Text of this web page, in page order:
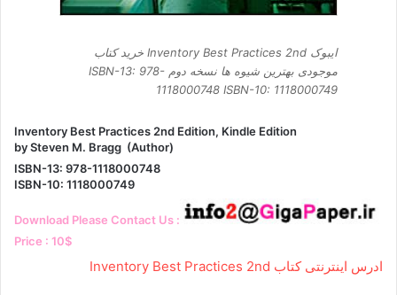
ایبوک Inventory Best Practices 2nd خرید کتاب
موجودی بهترین شیوه ها نسخه دوم ISBN-13: 978-
1118000748 ISBN-10: 1118000749
Inventory Best Practices 2nd Edition, Kindle Edition
by Steven M. Bragg (Author)
ISBN-13: 978-1118000748
ISBN-10: 1118000749
Download Please Contact Us :
Price : 10$
ادرس اینترنتی کتاب Inventory Best Practices 2nd